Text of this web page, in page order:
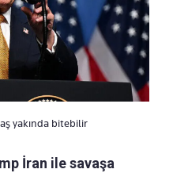
yakında bitebilir
İran ile savaşa